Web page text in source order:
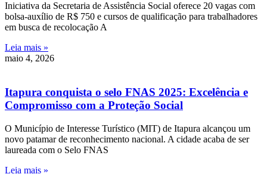
Iniciativa da Secretaria de Assistência Social oferece 20 vagas com
bolsa-auxílio de R$ 750 e cursos de qualificação para trabalhadores
em busca de recolocação A
Leia mais »
maio 4, 2026
Itapura conquista o selo FNAS 2025: Excelência e
Compromisso com a Proteção Social
O Município de Interesse Turístico (MIT) de Itapura alcançou um
novo patamar de reconhecimento nacional. A cidade acaba de ser
laureada com o Selo FNAS
Leia mais »